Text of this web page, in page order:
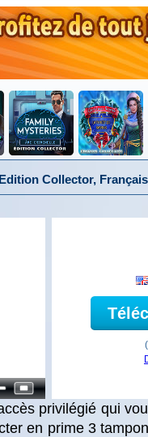
Collector, Français
privilégié qui
en prime 3